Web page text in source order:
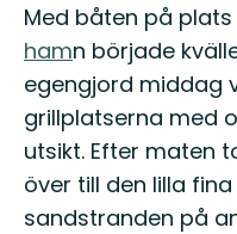
Med båten på plats
hamn började
egengjord middag
grillplatserna med
utsikt. Efter maten
över till den lilla fina
sandstranden på